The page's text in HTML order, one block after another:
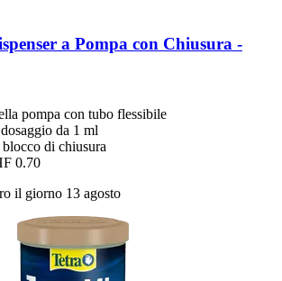
a Pompa con Chiusura -​
pompa con tubo flessibile
da 1 ml
di chiusura
0.70
il giorno 13 agosto